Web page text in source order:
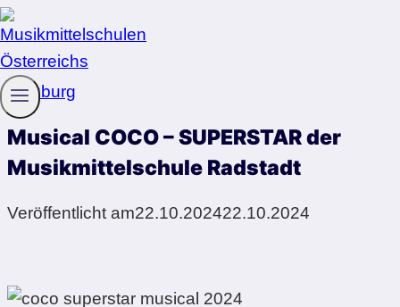
Zum
Inhalt
springen
Salzburg
Musical COCO – SUPERSTAR der
Musikmittelschule Radstadt
Veröffentlicht am22.10.202422.10.2024